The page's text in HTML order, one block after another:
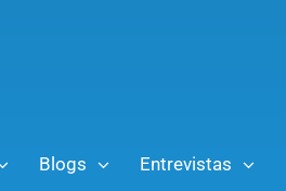
Blogs Entrevistas